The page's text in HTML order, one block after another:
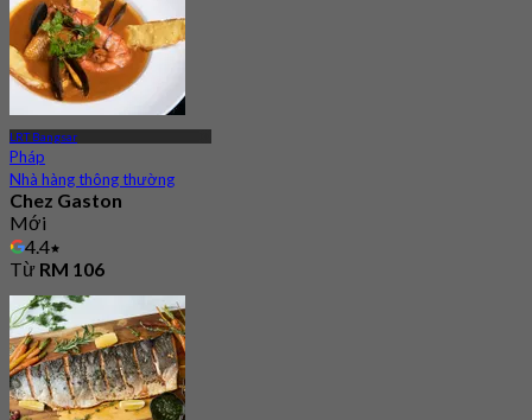
LRT Bangsar
Pháp
Nhà hàng thông thường
Chez Gaston
Mới
4.4
Từ RM 106